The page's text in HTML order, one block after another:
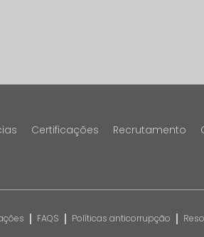
Certificações Recrutamento
FAQS Políticas anticorrupção